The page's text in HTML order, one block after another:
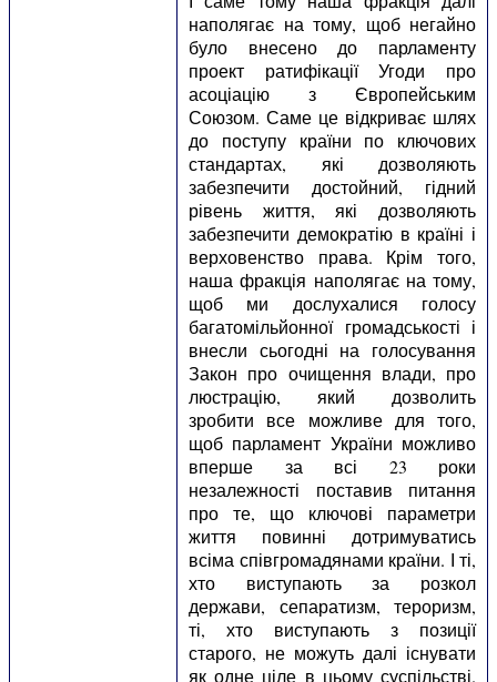
наполягає на тому, щоб негайно
було внесено до парламенту
проект ратифікації Угоди про
асоціацію з Європейським
Союзом. Саме це відкриває шлях
до поступу країни по ключових
стандартах, які дозволяють
забезпечити достойний, гідний
рівень життя, які дозволяють
забезпечити демократію в країні і
верховенство права. Крім того,
наша фракція наполягає на тому,
щоб ми дослухалися голосу
багатомільйонної громадськості і
внесли сьогодні на голосування
Закон про очищення влади, про
люстрацію, який дозволить
зробити все можливе для того,
щоб парламент України можливо
вперше за всі 23 роки
незалежності поставив питання
про те, що ключові параметри
життя повинні дотримуватись
всіма співгромадянами країни. І ті,
хто виступають за розкол
держави, сепаратизм, тероризм,
ті, хто виступають з позиції
старого, не можуть далі існувати
як одне ціле в цьому суспільстві.